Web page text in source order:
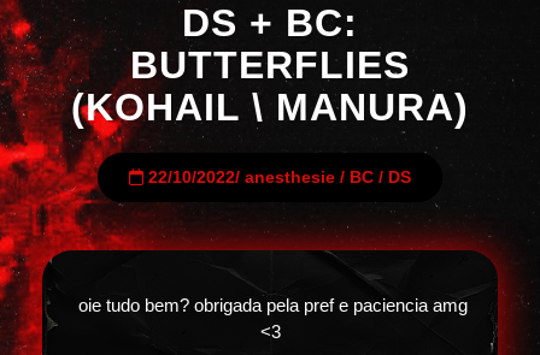
DS + BC:
BUTTERFLIES
(KOHAIL \ MANURA)
22/10/2022/ anesthesie / BC / DS
oie tudo bem? obrigada pela pref e paciencia amg
<3